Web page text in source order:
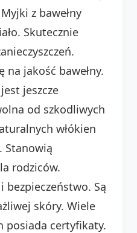
z bawełny
Skutecznie
na jakość bawełny.
jeszcze
od szkodliwych
włókien
Stanowią
rodziców.
Są
skóry. Wiele
posiada certyfikaty.